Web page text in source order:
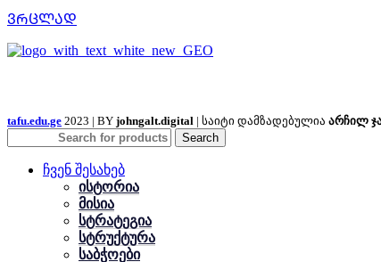
ᲕᲠᲪᲚᲐᲓ
tafu.edu.ge 2023 | BY johngalt.digital | საიტი დამზადებულია არჩილ
Search
ჩვენ შესახებ
ისტორია
მისია
სტრატეგია
სტრუქტურა
საბჭოები